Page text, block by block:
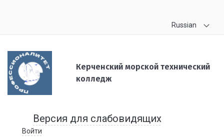
Russian
Керченский морской технический
колледж
Версия для слабовидящих
Войти